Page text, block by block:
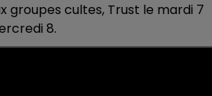
groupes cultes, Trust le mardi 7
8.